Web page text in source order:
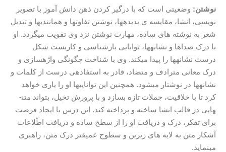
نوشتن: وضعیتی است که با درگیر کردن ذهن دانش آموز با تصویر
نویسی، انشا، مقایسه ی پدیده­ها، نوشتن تفاوت­ها و همانندی­ها و تبدیل
شعر به نوشته های ساده، مهارت نوشتن نزد وی تقویت می­گردد. او
با درک صداها و نشانه­ها، توانایی بازشناسی و کاربست شکل
درست نشانه­ها را پیدا می­کند. وی با شناخت چگونگی واژه­سازی و
درک معانی مترادف و متضاد، قادر به استفاده­ی درست از کلمات و
نشانه­ها در نوشتار می­شود. همچنین این توانایی­ها او را یاری خواهد
کرد تا با خلاقیت، جملات تازه بسازد و با پرورش تخیل، بتواند متن­
هایی در قالب انشا ساخته و پرداخته کند. این درس با ایجاد فرصت
برای تفکر، درک و دریافت او را از سطح ساده و دریافت اطّلاعات
آشکار متن به لایه های زیرین و سطوح عمیق­تر درک متن، راهبری
می­نماید.